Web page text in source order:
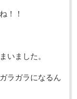
！！
いました。
ラガラになるん